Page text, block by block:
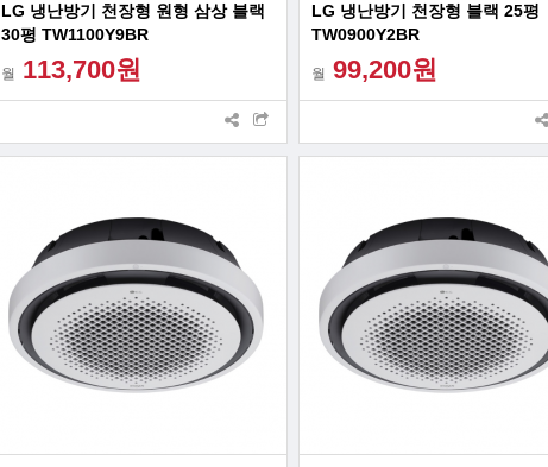
LG 냉난방기 천장형 원형 삼상 블랙
30평 TW1100Y9BR
월 113,700원
LG 냉난방기 천장형 블랙 25평
TW0900Y2BR
월 99,200원